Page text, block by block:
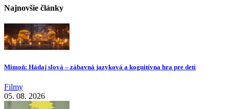
Najnovšie články
Mimoň: Hádaj slová – zábavná jazyková a kognitívna hra pre deti
Filmy
05. 08. 2026